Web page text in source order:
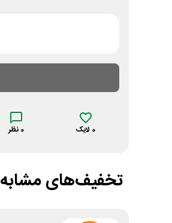
0 لایک 0 نظر
تخفیف‌های مشابه